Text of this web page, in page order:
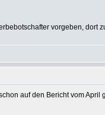
vorgeben, dort
auf den Bericht vom April